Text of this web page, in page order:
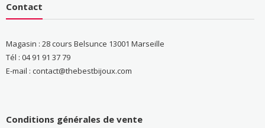
Contact
Magasin : 28 cours Belsunce 13001 Marseille
Tél : 04 91 91 37 79
E-mail : contact@thebestbijoux.com
Conditions générales de vente